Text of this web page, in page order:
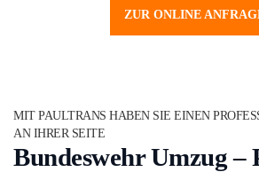
ZUR ONLINE
MIT PAULTRANS HABEN SIE EINEN
AN IHRER SEITE
Bundeswehr Umzug –